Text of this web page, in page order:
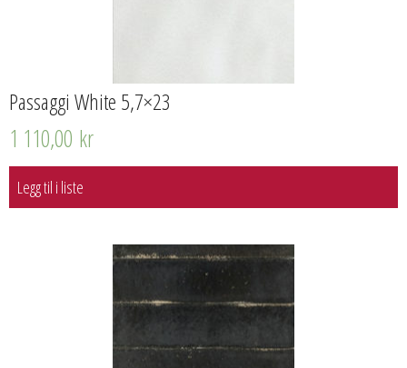
Passaggi White 5,7×23
1 110,00 kr
Legg til i liste